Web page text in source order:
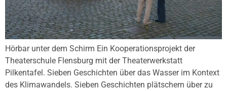
Hörbar unter dem Schirm Ein Kooperationsprojekt der
Theaterschule Flensburg mit der Theaterwerkstatt
Pilkentafel. Sieben Geschichten über das Wasser im Kontext
des Klimawandels. Sieben Geschichten plätschern über zu